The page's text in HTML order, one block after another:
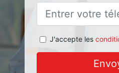
J'accepte les